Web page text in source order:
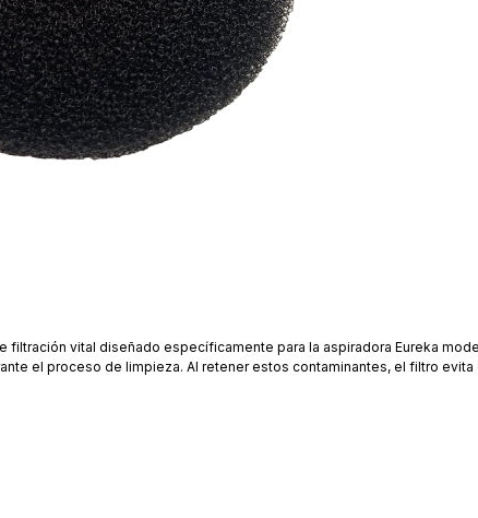
filtración vital diseñado específicamente para la aspiradora Eureka
el proceso de limpieza. Al retener estos contaminantes, el filtro